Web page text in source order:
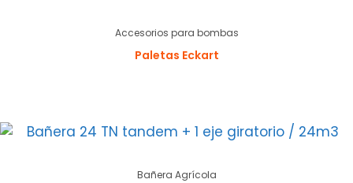
Accesorios para bombas
Paletas Eckart
Bañera Agrícola